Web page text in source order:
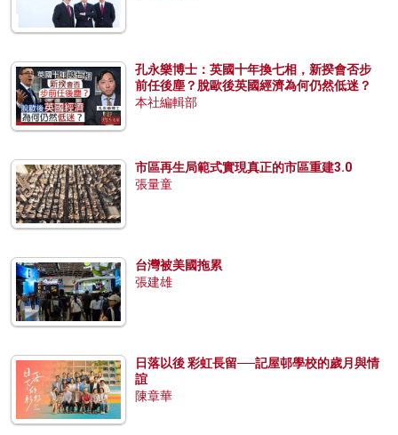
孔永樂博士：英國十年換七相，新揆會否步
前任後塵？脫歐後英國經濟為何仍然低迷？
本社編輯部
市區再生局範式實現真正的市區重建3.0
張量童
台灣被美國拖累
張建雄
日落以後 彩虹長留──記屋邨學校的歲月與情
誼
陳章華